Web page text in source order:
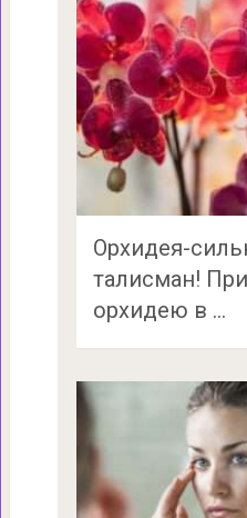
Орхидея-
талисман!
орхидею в …